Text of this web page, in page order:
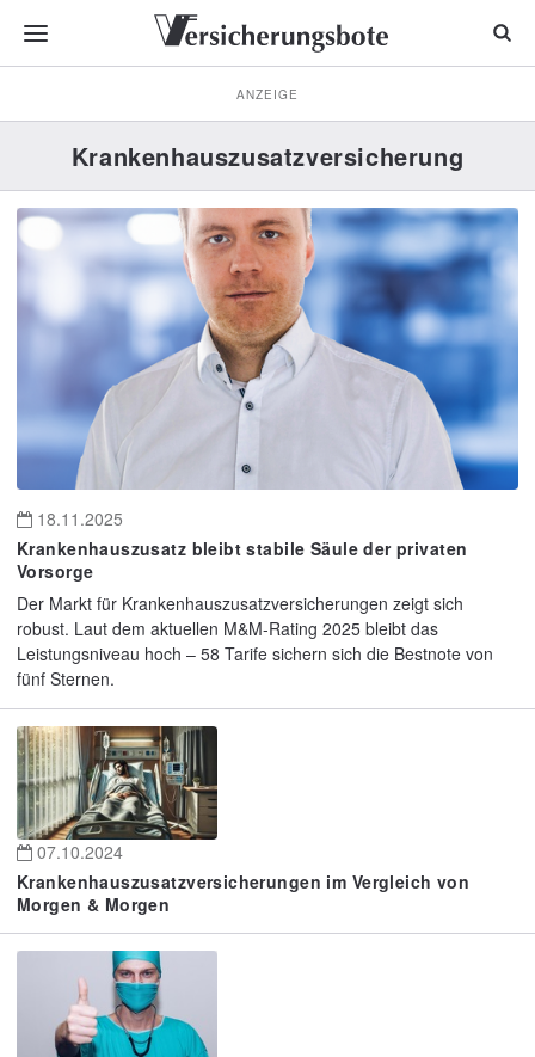
ANZEIGE
Krankenhauszusatzversicherung
18.11.2025
Krankenhauszusatz bleibt stabile Säule der privaten
Vorsorge
Der Markt für Krankenhauszusatzversicherungen zeigt sich
robust. Laut dem aktuellen M&M-Rating 2025 bleibt das
Leistungsniveau hoch – 58 Tarife sichern sich die Bestnote von
fünf Sternen.
07.10.2024
Krankenhauszusatzversicherungen im Vergleich von
Morgen & Morgen